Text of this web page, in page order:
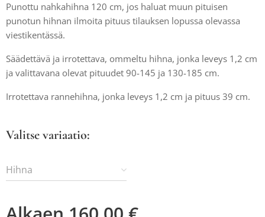
Punottu nahkahihna 120 cm, jos haluat muun pituisen
punotun hihnan ilmoita pituus tilauksen lopussa olevassa
viestikentässä.
Säädettävä ja irrotettava, ommeltu hihna, jonka leveys 1,2 cm
ja valittavana olevat pituudet 90-145 ja 130-185 cm.
Irrotettava rannehihna, jonka leveys 1,2 cm ja pituus 39 cm.
Valitse variaatio:
Hihna